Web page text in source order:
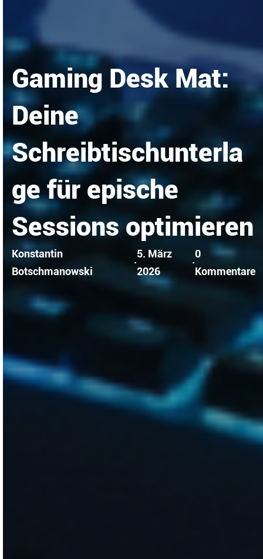
Gaming Desk Mat:
Deine
Schreibtischunterla
ge für epische
Sessions optimieren
Konstantin
Botschmanowski
·
5. März
2026
·
0
Kommentare